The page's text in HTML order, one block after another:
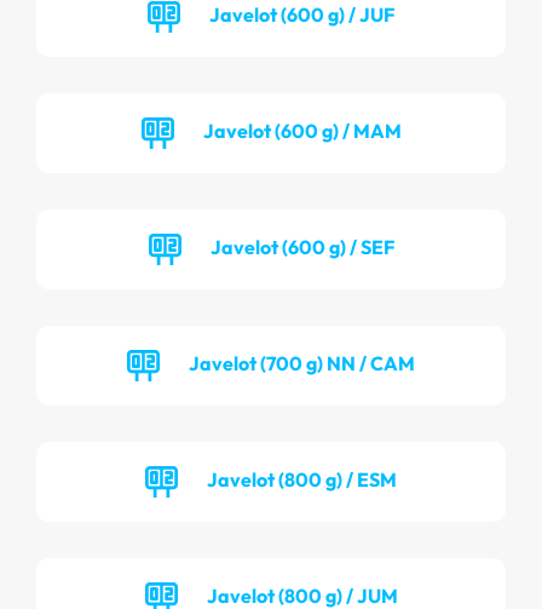
Javelot (600 g) / JUF
Javelot (600 g) / MAM
Javelot (600 g) / SEF
Javelot (700 g) NN / CAM
Javelot (800 g) / ESM
Javelot (800 g) / JUM